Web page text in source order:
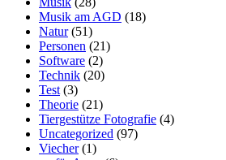
Musik am AGD (18)
Natur(51)
Personen (21)
Software (2)
Technik (20)
Test (3)
Theorie (21)
Tiergestütze Fotografie (4)
Uncategorized (97)
Viecher(1)